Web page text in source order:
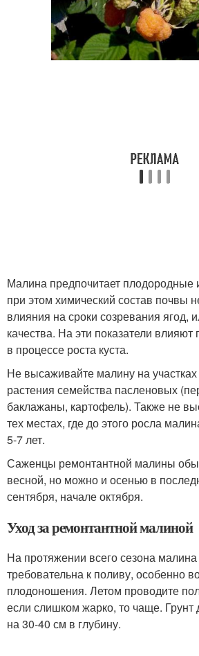
Малина предпочитает
при этом химический состав почвы
влияния на сроки созревания ягод,
качества. На эти показатели влияют
в процессе роста куста.
Не высаживайте малину на участках
растения семейства пасленовых
баклажаны, картофель). Также не
тех местах, где до этого росла
5-7 лет.
Саженцы ремонтантной малины
весной, но можно и осенью в
сентября, начале октября.
Уход за ремонтантной малиной
На протяжении всего сезона
требовательна к поливу, особенно
плодоношения. Летом проводите
если слишком жарко, то чаще. Грунт
на 30-40 см в глубину.